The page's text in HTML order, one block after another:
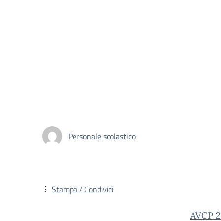
Personale scolastico
AVCP
Stampa / Condividi